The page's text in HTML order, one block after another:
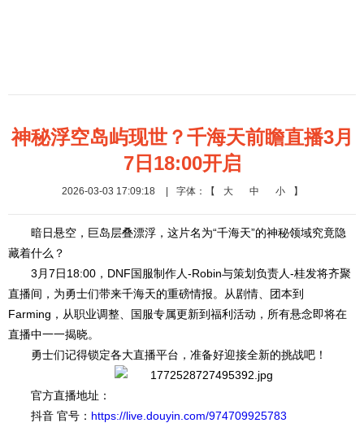
神秘浮空岛屿现世？千海天前瞻直播3月
7日18:00开启
2026-03-03 17:09:18 字体：【 大 中 小 】
暗日悬空，巨岛层叠漂浮，这片名为“千海天”的神秘领域究竟隐
藏着什么？
3月7日18:00，DNF国服制作人-Robin与策划负责人-桂发将齐聚
直播间，为勇士们带来千海天的重磅情报。从剧情、团本到
Farming，从职业调整、国服专属更新到福利活动，所有悬念即将在
直播中一一揭晓。
勇士们记得锁定各大直播平台，准备好迎接全新的挑战吧！
官方直播地址：
抖音 官号： https://live.douyin.com/974709925783